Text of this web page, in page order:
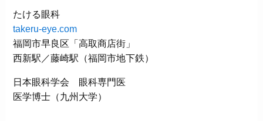
たける眼科
takeru-eye.com
福岡市早良区「高取商店街」
西新駅／藤崎駅（福岡市地下鉄）
日本眼科学会 眼科専門医
医学博士（九州大学）